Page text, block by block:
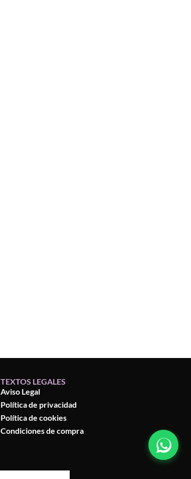
TEXTOS LEGALES
Aviso Legal
Política de privacidad
Política de cookies
Condiciones de compra